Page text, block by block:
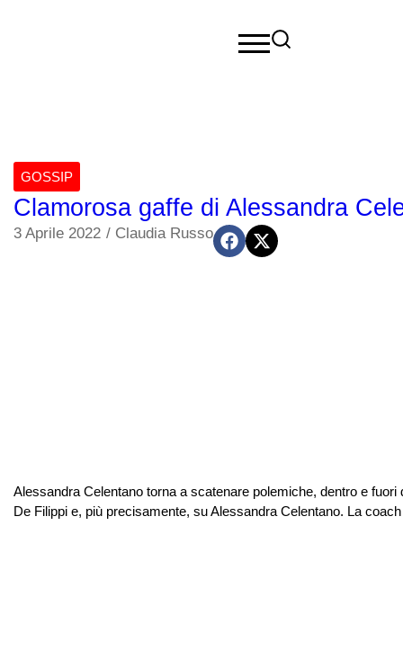
GOSSIP
Clamorosa gaffe di Alessandra
3 Aprile 2022 / Claudia Russo
Alessandra Celentano torna a scatenare polemiche, dentro e
De Filippi e, più precisamente, su Alessandra Celentano. La